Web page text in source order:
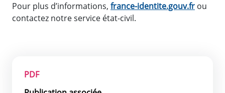
Pour plus d’informations, france-identite.gouv.fr ou
contactez notre service état-civil.
PDF